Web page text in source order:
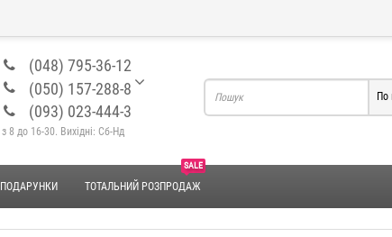
(048) 795-36-12
(050) 157-288-8
(093) 023-444-3
з 8 до 16-30. Вихідні: Сб-Нд
По
ПОДАРУНКИ
SALE
ТОТАЛЬНИЙ РОЗПРОДАЖ